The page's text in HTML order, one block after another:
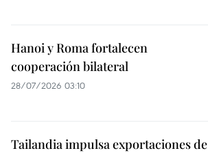
Hanoi y Roma fortalecen
cooperación bilateral
28/07/2026 03:10
Tailandia impulsa exportaciones de